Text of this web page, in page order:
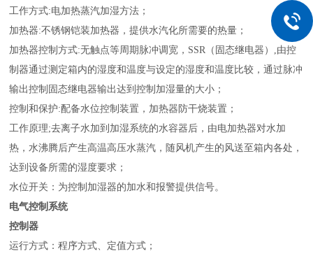
工作方式:电加热蒸汽加湿方法；
加热器:不锈钢铠装加热器，提供水汽化所需要的热量；
加热器控制方式:无触点等周期脉冲调宽，SSR（固态继电器）,由控
制器通过测定箱内的湿度和温度与设定的湿度和温度比较，通过脉冲
输出控制固态继电器输出达到控制加湿量的大小；
控制和保护:配备水位控制装置，加热器防干烧装置；
工作原理;去离子水加到加湿系统的水容器后，由电加热器对水加
热，水沸腾后产生高温高压水蒸汽，随风机产生的风送至箱内各处，
达到设备所需的湿度要求；
水位开关：为控制加湿器的加水和报警提供信号。
电气控制系统
控制器
运行方式：程序方式、定值方式；